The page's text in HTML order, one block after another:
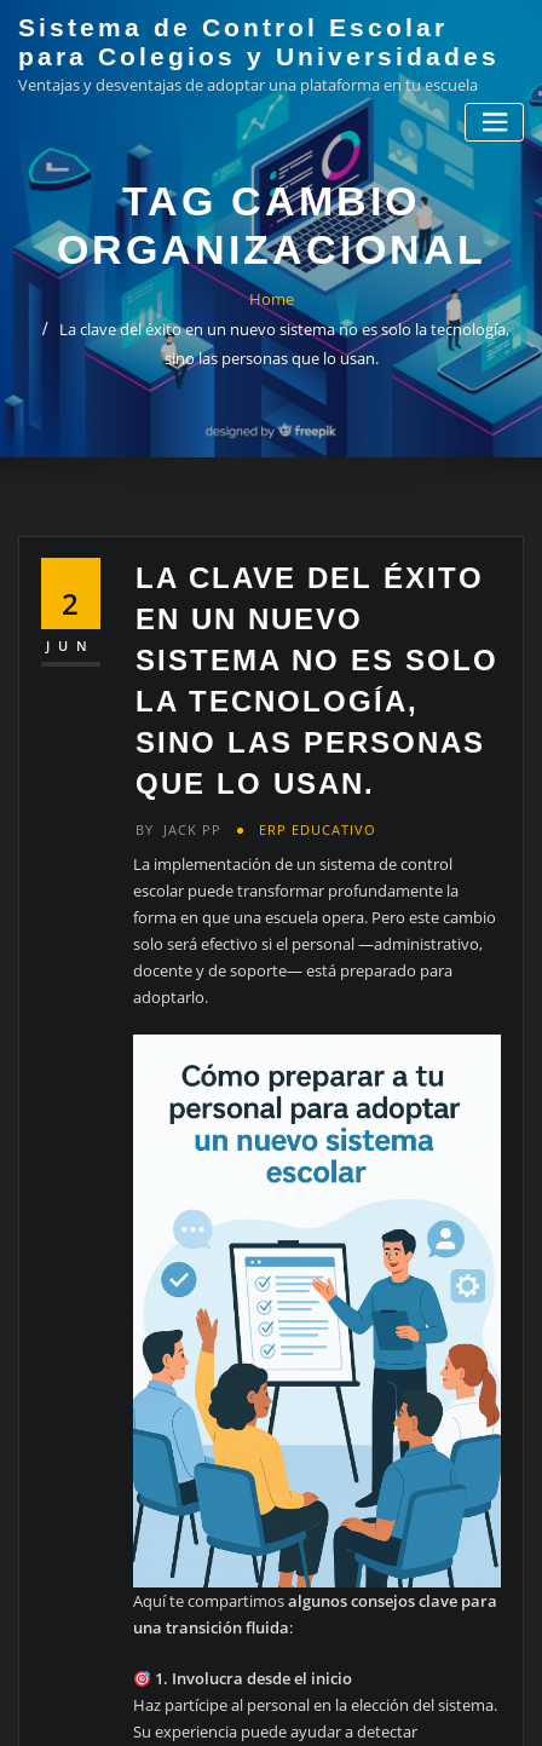
content
Sistema de Control Escolar
para Colegios y Universidades
Ventajas y desventajas de adoptar una plataforma en tu escuela
TAG CAMBIO
ORGANIZACIONAL
Home
La clave del éxito en un nuevo sistema no es solo la tecnología,
sino las personas que lo usan.
2
JUN
LA CLAVE DEL ÉXITO
EN UN NUEVO
SISTEMA NO ES SOLO
LA TECNOLOGÍA,
SINO LAS PERSONAS
QUE LO USAN.
BY JACK PP ERP EDUCATIVO
La implementación de un sistema de control
escolar puede transformar profundamente la
forma en que una escuela opera. Pero este cambio
solo será efectivo si el personal —administrativo,
docente y de soporte— está preparado para
adoptarlo.
Aquí te compartimosalgunos consejos clave para
una transición fluida:
1. Involucra desde el inicio
Haz partícipe al personal en la elección del sistema.
Su experiencia puede ayudar a detectar